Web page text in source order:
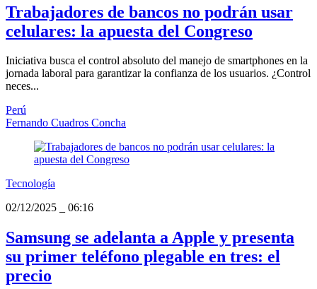
Trabajadores de bancos no podrán usar
celulares: la apuesta del Congreso
Iniciativa busca el control absoluto del manejo de smartphones en la
jornada laboral para garantizar la confianza de los usuarios. ¿Control
neces...
Perú
Fernando Cuadros Concha
Tecnología
02/12/2025
06:16
Samsung se adelanta a Apple y presenta
su primer teléfono plegable en tres: el
precio